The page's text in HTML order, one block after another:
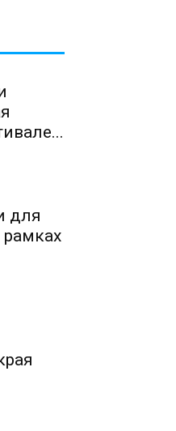
для
рамках